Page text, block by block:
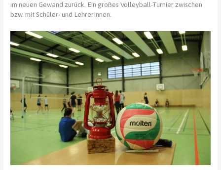
im neuen Gewand zurück. Ein großes Volleyball-Turnier zwischen
bzw. mit Schüler- und LehrerInnen.